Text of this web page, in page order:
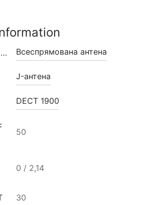
ДІАГРАМА_СПРЯМОВАНОСТІ Всеспрямована антена
J-антена
DECT 1900
50
0 / 2,14
30